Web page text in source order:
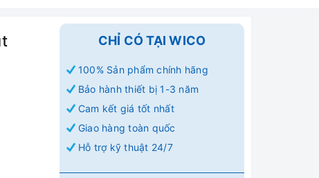
CHỈ CÓ TẠI WICO
100% Sản phẩm chính hãng
Bảo hành thiết bị 1-3 năm
Cam kết giá tốt nhất
Giao hàng toàn quốc
Hỗ trợ kỹ thuật 24/7